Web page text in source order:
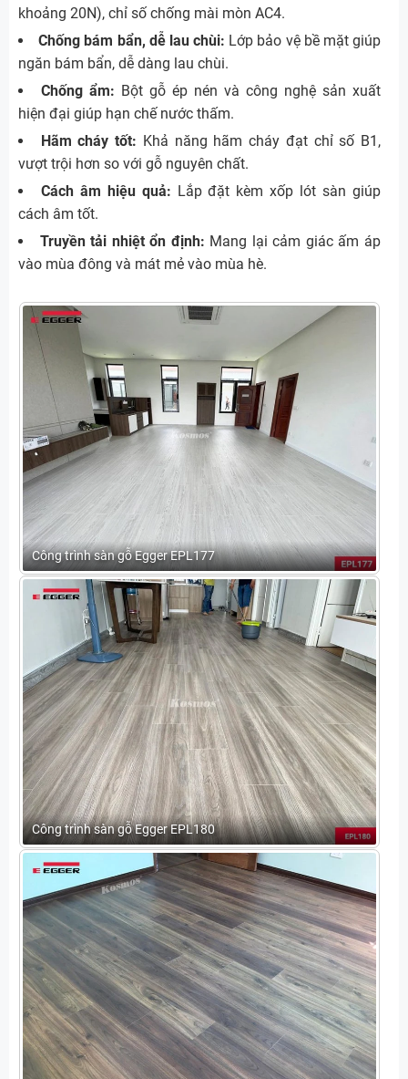
khoảng 20N), chỉ số chống mài mòn AC4.
Chống bám bẩn, dễ lau chùi: Lớp bảo vệ bề mặt giúp
ngăn bám bẩn, dễ dàng lau chùi.
Chống ẩm: Bột gỗ ép nén và công nghệ sản xuất
hiện đại giúp hạn chế nước thấm.
Hãm cháy tốt: Khả năng hãm cháy đạt chỉ số B1,
vượt trội hơn so với gỗ nguyên chất.
Cách âm hiệu quả: Lắp đặt kèm xốp lót sàn giúp
cách âm tốt.
Truyền tải nhiệt ổn định: Mang lại cảm giác ấm áp
vào mùa đông và mát mẻ vào mùa hè.
Công trình sàn gỗ Egger EPL177
Công trình sàn gỗ Egger EPL180